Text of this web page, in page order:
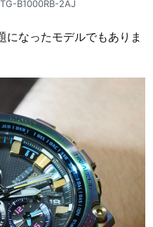
B1000RB-2AJ
なったモデルでもありま